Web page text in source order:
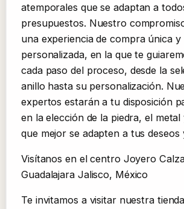
atemporales que se adaptan a
presupuestos. Nuestro
una experiencia de compra única y
personalizada, en la que te
cada paso del proceso, desde la
anillo hasta su personalización.
expertos estarán a tu disposición
en la elección de la piedra, el metal
que mejor se adapten a tus deseos
Visítanos en el centro Joyero
Guadalajara Jalisco, México
Te invitamos a visitar nuestra